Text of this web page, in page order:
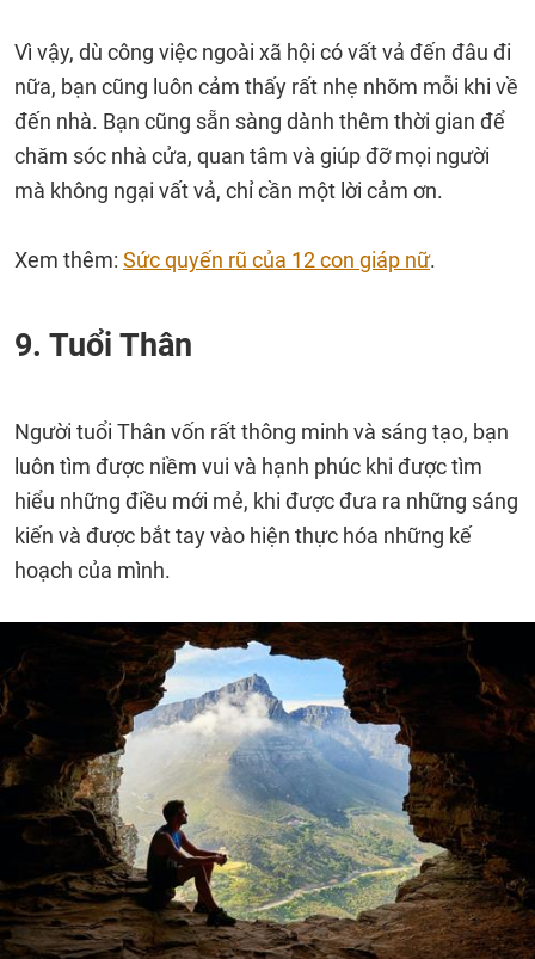
Vì vậy, dù công việc ngoài xã hội có vất vả đến đâu đi
nữa, bạn cũng luôn cảm thấy rất nhẹ nhõm mỗi khi về
đến nhà. Bạn cũng sẵn sàng dành thêm thời gian để
chăm sóc nhà cửa, quan tâm và giúp đỡ mọi người
mà không ngại vất vả, chỉ cần một lời cảm ơn.
Xem thêm: Sức quyến rũ của 12 con giáp nữ.
9. Tuổi Thân
Người tuổi Thân vốn rất thông minh và sáng tạo, bạn
luôn tìm được niềm vui và hạnh phúc khi được tìm
hiểu những điều mới mẻ, khi được đưa ra những sáng
kiến và được bắt tay vào hiện thực hóa những kế
hoạch của mình.